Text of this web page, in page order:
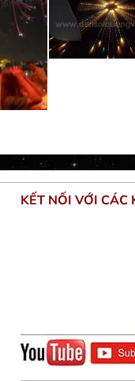
KẾT NỐI VỚI CÁC